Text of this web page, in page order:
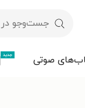
صوتی جدید